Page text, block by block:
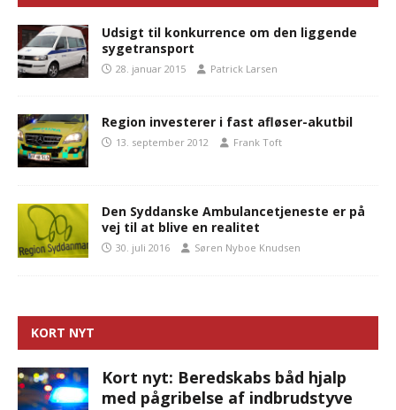
Udsigt til konkurrence om den liggende
sygetransport
28. januar 2015 Patrick Larsen
Region investerer i fast afløser-akutbil
13. september 2012 Frank Toft
Den Syddanske Ambulancetjeneste er på
vej til at blive en realitet
30. juli 2016 Søren Nyboe Knudsen
KORT NYT
Kort nyt: Beredskabs båd hjalp
med pågribelse af indbrudstyve